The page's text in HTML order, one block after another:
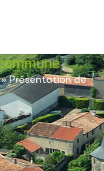
Présentation de